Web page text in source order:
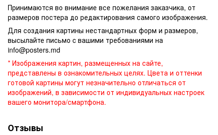
Принимаются во внимание все пожелания заказчика, от
размеров постера до редактирования самого изображения.
Для создания картины нестандартных форм и размеров,
высылайте письмо c вашими требованиями на
info@posters.md
* Изображения картин, размещенных на сайте,
представлены в ознакомительных целях. Цвета и оттенки
готовой картины могут незначительно отличаться от
изображений, в зависимости от индивидуальных настроек
вашего монитора/смартфона.
Отзывы